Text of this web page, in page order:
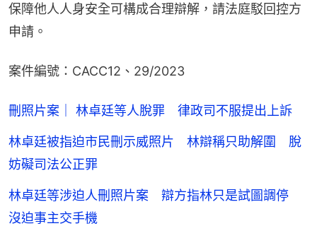
保障他人人身安全可構成合理辯解，請法庭駁回控方
申請。
案件編號：CACC12、29/2023
刪照片案｜ 林卓廷等人脫罪 律政司不服提出上訴
林卓廷被指迫市民刪示威照片 林辯稱只助解圍 脫
妨礙司法公正罪
林卓廷等涉迫人刪照片案 辯方指林只是試圖調停
沒迫事主交手機